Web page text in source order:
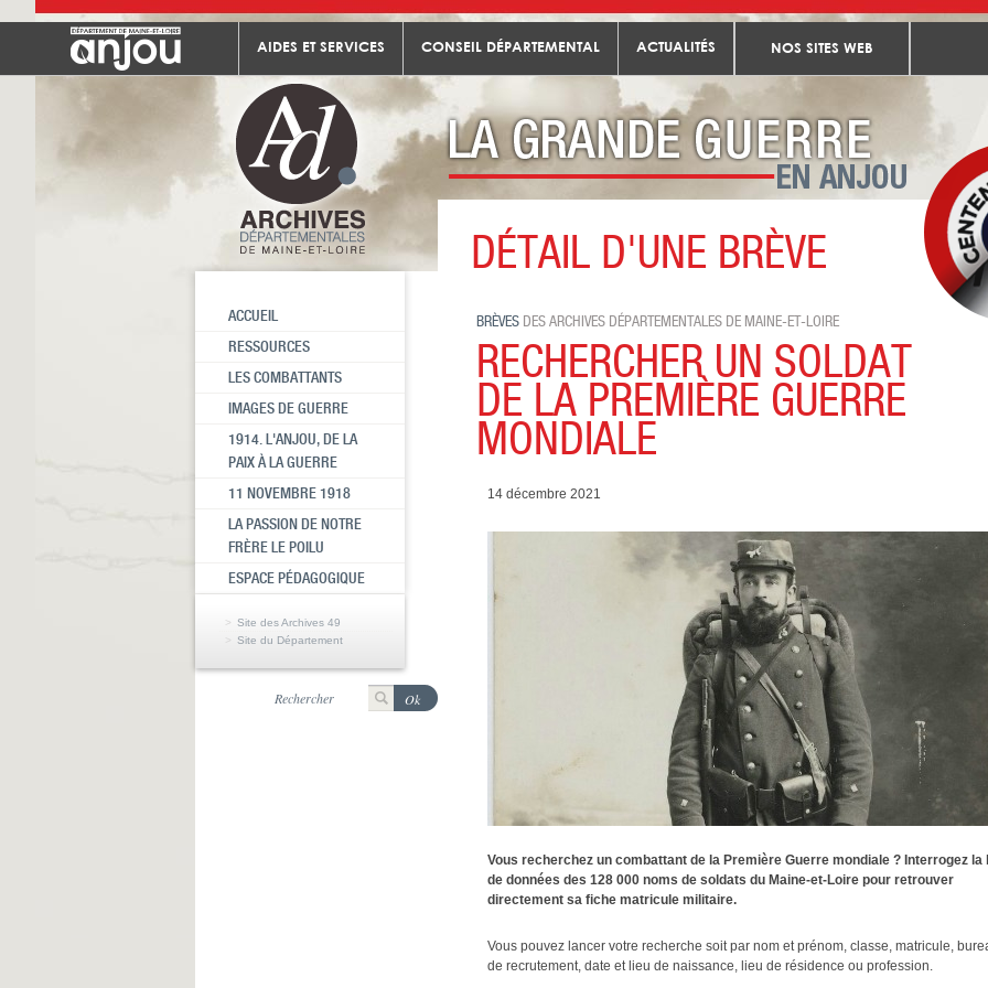
AIDES ET SERVICES CONSEIL DÉPARTEMENTAL ACTUALITÉS NOS SITES WEB
Toutes les brèves RECHERCHER UN SOLDAT DE LA PREMIÈRE GUERRE
ACCUEIL
RESSOURCES
LES COMBATTANTS
IMAGES DE GUERRE
1914. L'ANJOU, DE LA
PAIX À LA GUERRE
11 NOVEMBRE 1918
LA PASSION DE NOTRE
FRÈRE LE POILU
ESPACE PÉDAGOGIQUE
Site des Archives 49
Site du Département
DÉTAIL D'UNE BRÈVE
BRÈVES DES ARCHIVES DÉPARTEMENTALES DE MAINE-ET-LOIRE
RECHERCHER UN SOLDAT
DE LA PREMIÈRE GUERRE
MONDIALE
14 décembre 2021
Vous recherchez un combattant de la Première Guerre mondiale ? Interrogez la
de données des 128 000 noms de soldats du Maine-et-Loire pour retrouver
directement sa fiche matricule militaire.
Vous pouvez lancer votre recherche soit par nom et prénom, classe, matricule,
de recrutement, date et lieu de naissance, lieu de résidence ou profession.